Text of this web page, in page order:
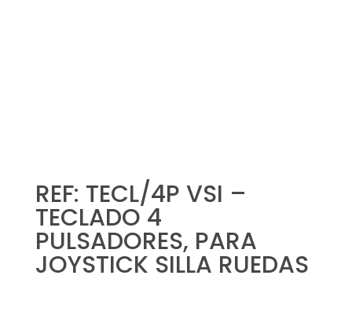
REF: TECL/4P VSI –
TECLADO 4
PULSADORES, PARA
JOYSTICK SILLA RUEDAS